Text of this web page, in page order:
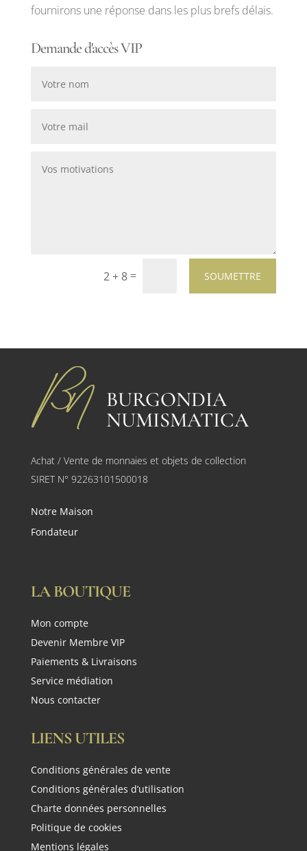
fournirons une réponse dans les plus brefs délais.
Demande d'accès VIP
2 + 8 = SOUMETTRE
BURGONDIA
NUMISMATICA
Achat / Vente de monnaies et objets de collection
SIRET N° 92263101500018
Notre Maison
Fondateur
LA BOUTIQUE
Mon compte
Devenir Membre VIP
Paiements & Livraisons
Service médiation
Nous contacter
LIENS UTILES
Conditions générales de vente
Conditions générales d’utilisation
Charte données personnelles
Politique de cookies
Mentions légales